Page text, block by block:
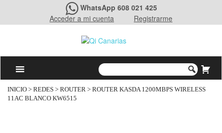
WhatsApp 608 021 425
Acceder a mi cuenta
Registrarme
INICIO > REDES > ROUTER > ROUTER KASDA 1200MBPS WIRELESS
11AC BLANCO KW6515